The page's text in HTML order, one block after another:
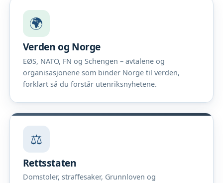
🌍
Verden og Norge
EØS, NATO, FN og Schengen – avtalene og
organisasjonene som binder Norge til verden,
forklart så du forstår utenriksnyhetene.
⚖️
Rettsstaten
Domstoler, straffesaker, Grunnloven og